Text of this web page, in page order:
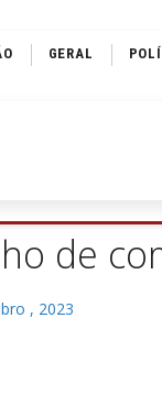
GERAL
de
, 2023